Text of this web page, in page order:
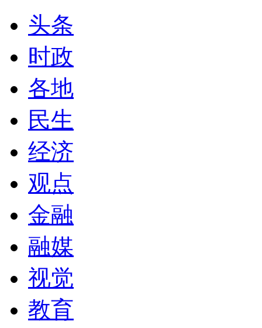
头条
时政
各地
民生
经济
观点
金融
融媒
视觉
教育